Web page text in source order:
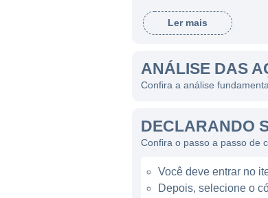
Ler mais
ANÁLISE DAS
Confira a análise
DECLARANDO
Confira o passo a passo de
Você deve entrar no
Depois, selecione o